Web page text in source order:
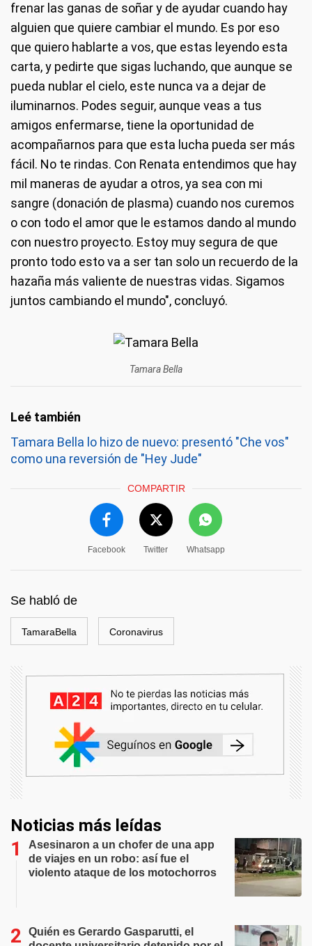
frenar las ganas de soñar y de ayudar cuando hay
alguien que quiere cambiar el mundo. Es por eso
que quiero hablarte a vos, que estas leyendo esta
carta, y pedirte que sigas luchando, que aunque se
pueda nublar el cielo, este nunca va a dejar de
iluminarnos. Podes seguir, aunque veas a tus
amigos enfermarse, tiene la oportunidad de
acompañarnos para que esta lucha pueda ser más
fácil. No te rindas. Con Renata entendimos que hay
mil maneras de ayudar a otros, ya sea con mi
sangre (donación de plasma) cuando nos curemos
o con todo el amor que le estamos dando al mundo
con nuestro proyecto. Estoy muy segura de que
pronto todo esto va a ser tan solo un recuerdo de la
hazaña más valiente de nuestras vidas. Sigamos
juntos cambiando el mundo", concluyó.
Tamara Bella
Tamara Bella lo hizo de nuevo: presentó "Che vos"
como una reversión de "Hey Jude"
COMPARTIR
Facebook Twitter Whatsapp
Se habló de
TamaraBella Coronavirus
Noticias más leídas
Asesinaron a un chofer de una app
de viajes en un robo: así fue el
violento ataque de los motochorros
Quién es Gerardo Gasparutti, el